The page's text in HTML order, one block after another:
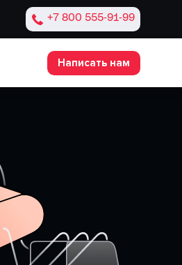
+7 800 555‑91‑99
Написать нам